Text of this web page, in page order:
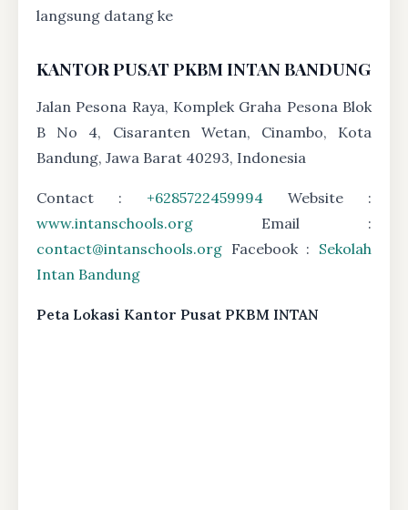
langsung datang ke
KANTOR PUSAT PKBM INTAN BANDUNG
Jalan Pesona Raya, Komplek Graha Pesona Blok
B No 4, Cisaranten Wetan, Cinambo, Kota
Bandung, Jawa Barat 40293, Indonesia
Contact : +6285722459994 Website :
www.intanschools.org Email :
contact@intanschools.org Facebook : Sekolah
Intan Bandung
Peta Lokasi Kantor Pusat PKBM INTAN